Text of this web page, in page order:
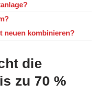
neuen kombinieren?
die
zu 70 %